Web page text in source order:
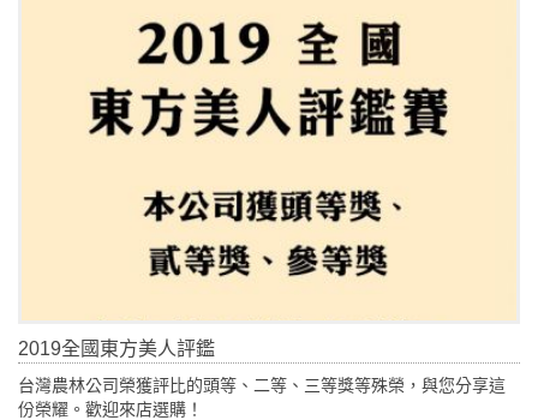
2019全國東方美人評鑑
台灣農林公司榮獲評比的頭等、二等、三等獎等殊榮，與您分享這
份榮耀。歡迎來店選購！